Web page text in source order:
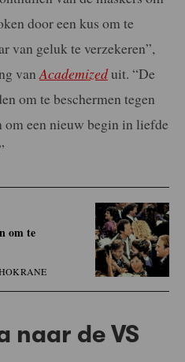
door een kus om te
van geluk te verzekeren”,
vanAcademizeduit. “De
om te beschermen tegen
om een nieuw begin in liefde
om te
naar de VS